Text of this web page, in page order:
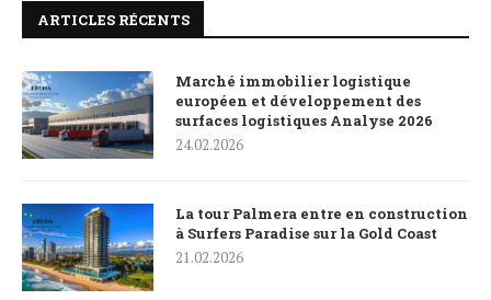
ARTICLES RÉCENTS
Marché immobilier logistique
européen et développement des
surfaces logistiques Analyse 2026
24.02.2026
La tour Palmera entre en construction
à Surfers Paradise sur la Gold Coast
21.02.2026